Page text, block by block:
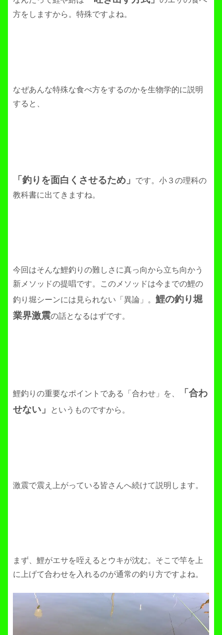
方をしますから。特殊ですよね。
なぜあんな特殊な食べ方をするのかを生物学的に説明
すると、
「釣りを面白くさせるため」
です。小３の理科の
教科書に出てきますね。
今回はそんな鯉釣りの難しさに真っ向から立ち向かう
新メソッドの提唱です。このメソッドは今までの鯉の
釣り堀シーンには見られない「異論」。 鯉の釣り堀
業界激震の話となるはずです。
鯉釣りの重要なポイントである「合わせ」を、
「合わ
せない」
というものですから。
激震で震え上がっている皆さんへ続けて説明します。
まず、鯉がエサを咥えるとウキが沈む。そこで竿を上
に上げて合わせを入れるのが通常の釣り方ですよね。